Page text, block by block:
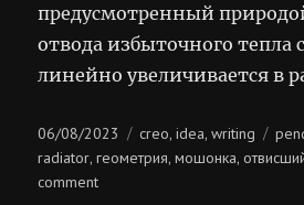
предусмотренный
отвода избыточного тепла
линейно увеличивается в
Posted
on
06/08/2023 Categories
creo,idea,writing
radiator,геометрия,мошонка,
commenton